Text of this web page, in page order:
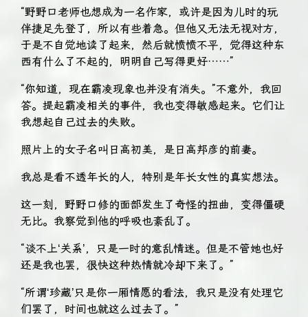
“野野口老师也想成为一名作家，或许是因为儿时的玩
伴捷足先登了，所以有些着急。但他又无法无视对方，
于是不自觉地读了起来，然后就愤愤不平，觉得这种东
西有什么了不起的，明明自己写得更好……”
“你知道，现在霸凌现象也并没有消失。”不意外，我回
答。提起霸凌相关的事件，我也变得敏感起来。它们让
我想起自己过去的失败。
照片上的女子名叫日高初美，是日高邦彦的前妻。
我总是看不透年长的人，特别是年长女性的真实想法。
这一刻，野野口修的面部发生了奇怪的扭曲，变得僵硬
无比。我察觉到他的呼吸也紊乱了。
“谈不上‘关系’，只是一时的意乱情迷。但是不管她也好
还是我也罢，很快这种热情就冷却下来了。”
“所谓‘珍藏’只是你一厢情愿的看法，我只是没有处理它
们罢了，时间也就这么过去了。”